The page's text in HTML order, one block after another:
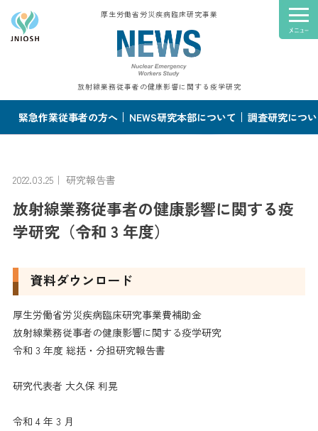
厚生労働省労災疾病臨床研究事業
放射線業務従事者の健康影響に関する疫学研究
緊急作業従事者の方へ NEWS研究本部について 調査研究につ
2022.03.25｜ 研究報告書
放射線業務従事者の健康影響に関する疫
学研究（令和 3 年度）
資料ダウンロード
厚生労働省労災疾病臨床研究事業費補助金
放射線業務従事者の健康影響に関する疫学研究
令和 3 年度 総括・分担研究報告書
研究代表者 大久保 利晃
令和 4 年 3 月